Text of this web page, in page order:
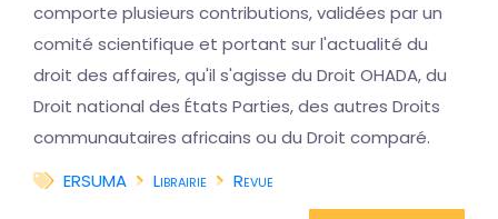
comporte plusieurs contributions, validées par un
comité scientifique et portant sur l'actualité du
droit des affaires, qu'il s'agisse du Droit OHADA, du
Droit national des États Parties, des autres Droits
communautaires africains ou du Droit comparé.
ERSUMA
Librairie Revue